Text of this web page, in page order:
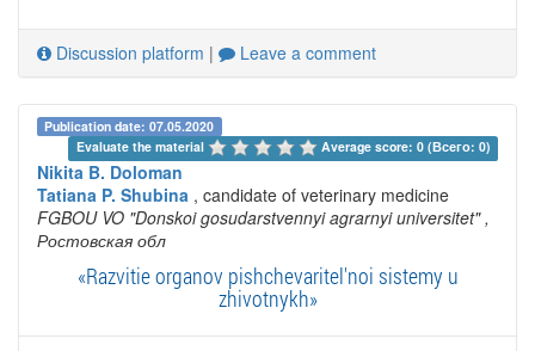
Discussion platform | Leave a comment
Publication date: 07.05.2020
Evaluate the material
Average score: 0 (Всего: 0)
Nikita B. Doloman
Tatiana P. Shubina , candidate of veterinary medicine
FGBOU VO "Donskoi gosudarstvennyi agrarnyi universitet" ,
Ростовская обл
«Razvitie organov pishchevaritel'noi sistemy u
zhivotnykh»